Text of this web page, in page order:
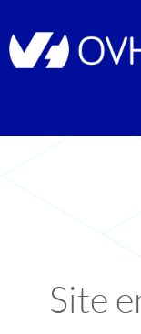
Site